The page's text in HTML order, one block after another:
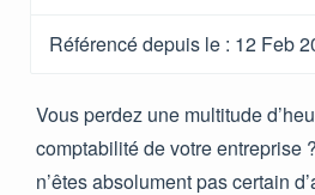
Référencé depuis le : 12 Feb
Vous perdez une multitude
comptabilité de votre entreprise
n’êtes absolument pas certain